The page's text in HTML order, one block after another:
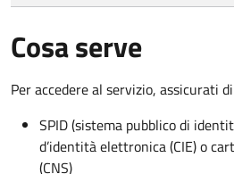
Cosa serve
Per accedere al servizio, assicurati
SPID (sistema pubblico di
d’identità elettronica (CIE) o
(CNS)